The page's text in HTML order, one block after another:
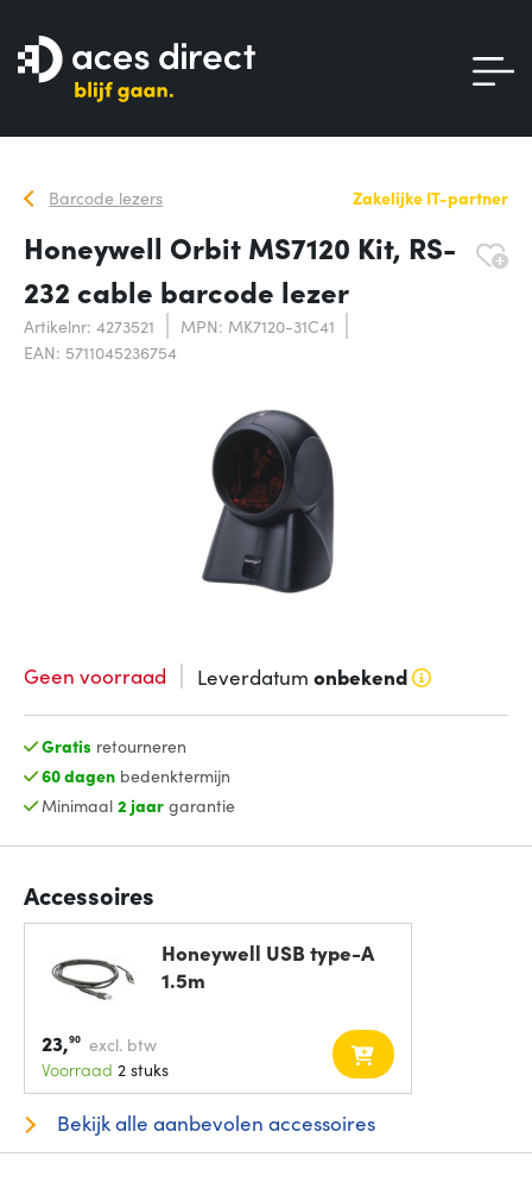
Barcode lezers Zakelijke IT-partner
Honeywell Orbit MS7120 Kit, RS-
232 cable barcode lezer
Artikelnr: 4273521
MPN: MK7120-31C41
EAN: 5711045236754
Geen voorraad Leverdatum onbekend
Gratis retourneren
60 dagenbedenktermijn
Minimaal 2 jaargarantie
Accessoires
Honeywell USB type-A
1.5m
23,90 excl. btw
Voorraad 2 stuks
Bekijk alle aanbevolen accessoires